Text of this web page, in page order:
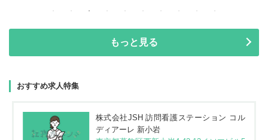
もっと見る
おすすめ求人特集
株式会社JSH 訪問看護ステーション コル
ディアーレ 新小岩